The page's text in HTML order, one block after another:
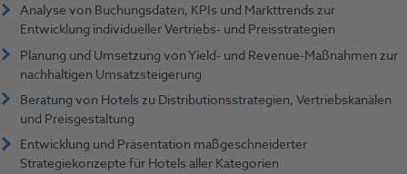
Analyse von Buchungsdaten, KPIs und Markttrends zur
Entwicklung individueller Vertriebs- und Preisstrategien
Planung und Umsetzung von Yield- und Revenue-Maßnahmen zur
nachhaltigen Umsatzsteigerung
Beratung von Hotels zu Distributionsstrategien, Vertriebskanälen
und Preisgestaltung
Entwicklung und Präsentation maßgeschneiderter
Strategiekonzepte für Hotels aller Kategorien